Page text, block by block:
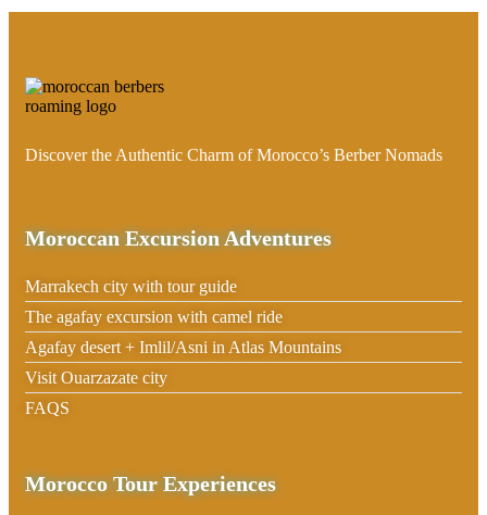
Discover the Authentic Charm of Morocco’s Berber Nomads
Moroccan Excursion Adventures
Marrakech city with tour guide
The agafay excursion with camel ride
Agafay desert + Imlil/Asni in Atlas Mountains
Visit Ouarzazate city
FAQS
Morocco Tour Experiences